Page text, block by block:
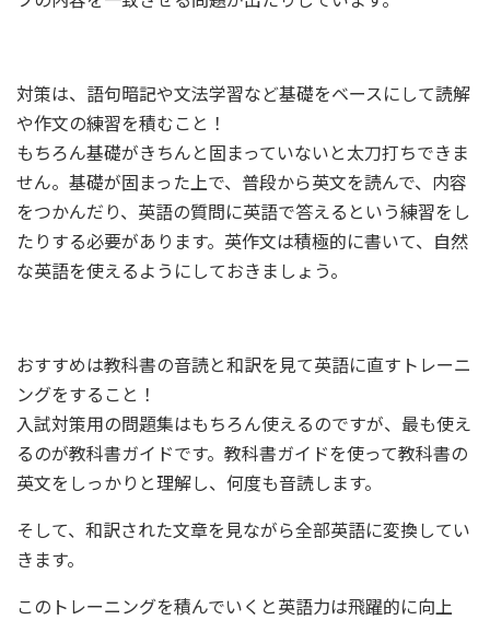
対策は、語句暗記や文法学習など基礎をベースにして読解
や作文の練習を積むこと！
もちろん基礎がきちんと固まっていないと太刀打ちできま
せん。基礎が固まった上で、普段から英文を読んで、内容
をつかんだり、英語の質問に英語で答えるという練習をし
たりする必要があります。英作文は積極的に書いて、自然
な英語を使えるようにしておきましょう。
おすすめは教科書の音読と和訳を見て英語に直すトレーニ
ングをすること！
入試対策用の問題集はもちろん使えるのですが、最も使え
るのが教科書ガイドです。教科書ガイドを使って教科書の
英文をしっかりと理解し、何度も音読します。
そして、和訳された文章を見ながら全部英語に変換してい
きます。
このトレーニングを積んでいくと英語力は飛躍的に向上